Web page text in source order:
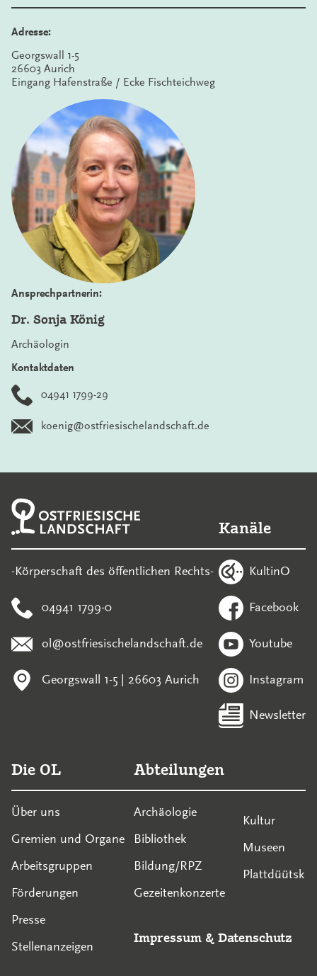
Adresse:
Georgswall 1-5
26603 Aurich
Eingang Hafenstraße / Ecke Fischteichweg
Ansprechpartnerin:
Dr. Sonja König
Archäologin
Kontaktdaten
04941 1799-29
koenig@ostfriesischelandschaft.de
-Körperschaft des öffentlichen Rechts-
04941 1799-0
ol@ostfriesischelandschaft.de
Georgswall 1-5 | 26603 Aurich
Kanäle
KultinO
Facebook
Youtube
Instagram
Newsletter
Die OL
Über uns
Gremien und Organe
Arbeitsgruppen
Förderungen
Presse
Stellenanzeigen
Abteilungen
Archäologie
Bibliothek
Bildung/RPZ
Gezeitenkonzerte
Kultur
Museen
Plattdüütsk
Impressum & Datenschutz